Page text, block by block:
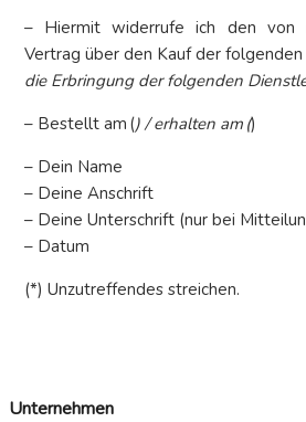
– Hiermit widerrufe ich den von
Vertrag über den Kauf der folgenden
die Erbringung der folgenden
– Bestellt am () / erhalten am ()
– Dein Name
– Deine Anschrift
– Deine Unterschrift (nur bei
– Datum
(*) Unzutreffendes streichen.
Unternehmen